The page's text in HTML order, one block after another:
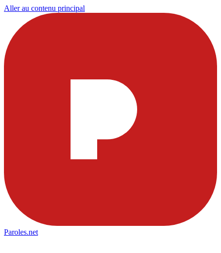
Aller au contenu principal
Paroles.net